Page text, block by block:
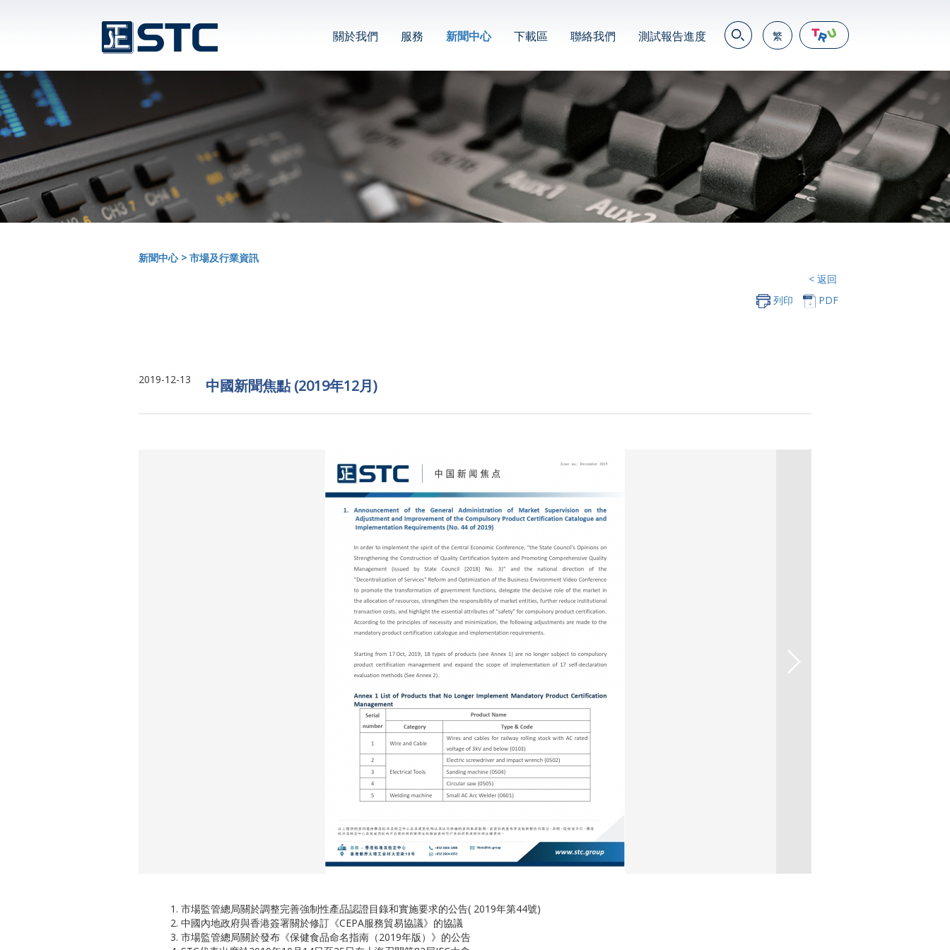
繁
繁
简
JP
DE
關於我們 服務 新聞中心 下載區 聯絡我們 測試報告進度
新聞中心 >市場及行業資訊
< 返回
列印
PDF
中國新聞焦點 (2019年12月)
2019-12-13
市場監管總局關於調整完善強制性產品認證目錄和實施要求的公告( 2019年第44號)
中國內地政府與香港簽署關於修訂《CEPA服務貿易協議》的協議
市場監管總局關於發布《保健食品命名指南（2019年版）》的公告